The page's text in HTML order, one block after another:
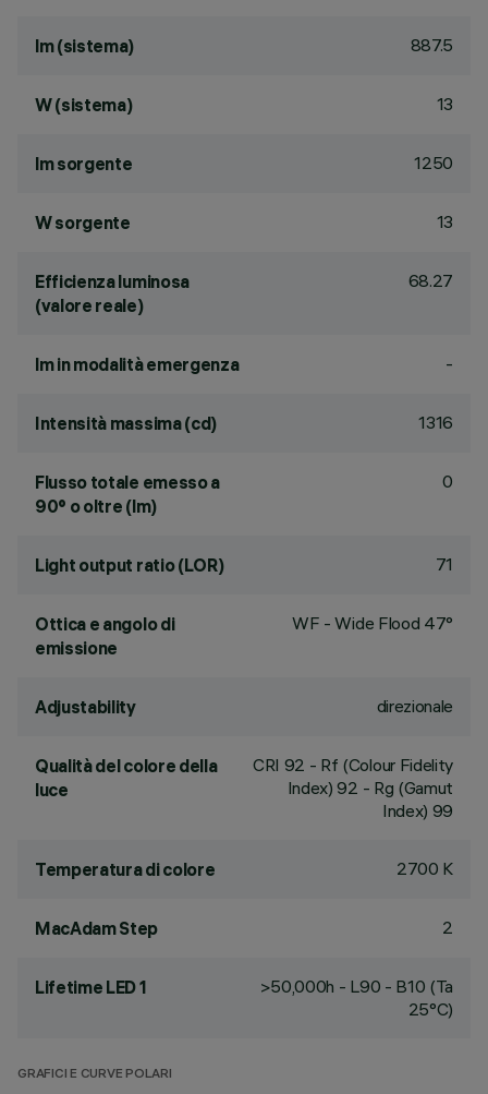
lm (sistema) 887.5
W (sistema) 13
lm sorgente 1250
W sorgente 13
Efficienza luminosa
(valore reale)
68.27
lm in modalità emergenza -
Intensità massima (cd) 1316
Flusso totale emesso a
90° o oltre (lm)
0
Light output ratio (LOR) 71
Ottica e angolo di
emissione
WF - Wide Flood 47°
Adjustability direzionale
Qualità del colore della
luce
CRI 92 - Rf (Colour Fidelity
Index) 92 - Rg (Gamut
Index) 99
Temperatura di colore 2700 K
MacAdam Step 2
Lifetime LED 1
>50,000h - L90 - B10 (Ta
25°C)
GRAFICI E CURVE POLARI